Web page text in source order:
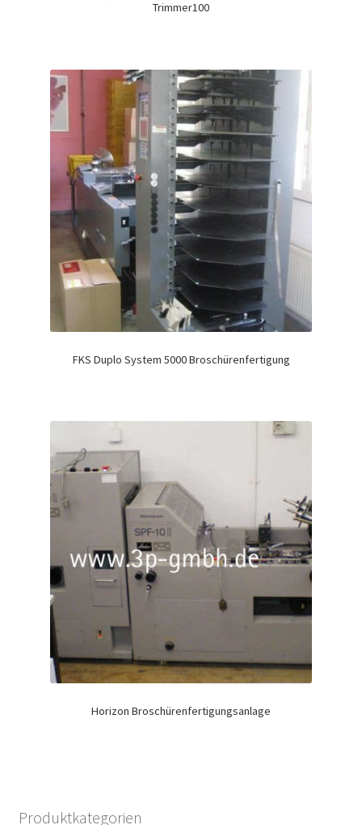
Trimmer100
FKS Duplo System 5000 Broschürenfertigung
Horizon Broschürenfertigungsanlage
Produktkategorien